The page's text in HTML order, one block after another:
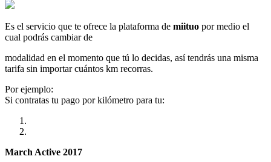
Es el servicio que te ofrece la plataforma de miituo por medio el
cual podrás cambiar de
modalidad en el momento que tú lo decidas, así tendrás una misma
tarifa sin importar cuántos km recorras.
Por ejemplo:
Si contratas tu pago por kilómetro para tu:
March Active 2017